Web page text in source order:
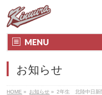
MENU
お知らせ
HOME » お知らせ » 2年生 北陸中日